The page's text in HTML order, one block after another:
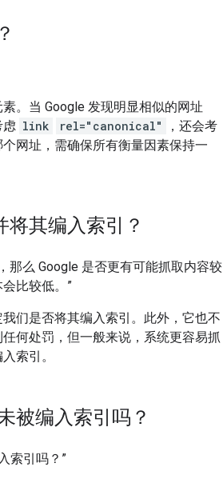
。当 Google 发现明显相似的网址
虑 link rel="canonical"
，还会考
网址，需确保所有衡量因素保持一
其编入索引？
那么 Google 是否更有可能抓取内容较
比较低。”
们是否将其编入索引。此外，它也不
何处罚，但一般来说，系统更容易抓
索引。
被编入索引吗？
索引吗？”